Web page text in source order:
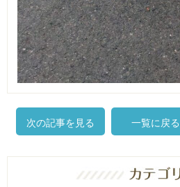
次の記事を見る 一覧に戻る